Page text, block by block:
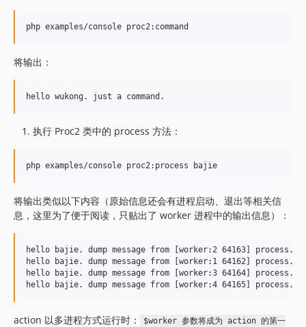
将输出：
执行 Proc2 类中的 process 方法：
将输出类似以下内容（原始信息还会有进程启动、退出等相关信
息，这里为了便于阅读，只贴出了 worker 进程中的输出信息）：
hello bajie. dump message from [worker:2 64163] process.
hello bajie. dump message from [worker:1 64162] process.
hello bajie. dump message from [worker:3 64164] process.
action 以多进程方式运行时：
$worker 参数将成为 action 的第一